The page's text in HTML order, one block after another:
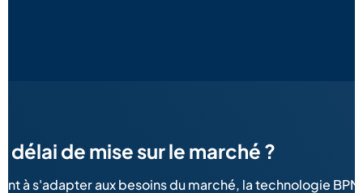
de mise sur le marché ?
à s'adapter aux besoins du marché, la technologie